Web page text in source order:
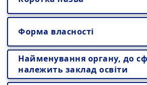
Форма власності
Найменування органу, до
належить заклад освіти